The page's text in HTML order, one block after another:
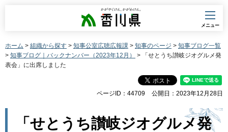
香川県
メニュー
ホーム > 組織から探す > 知事公室広聴広報課 > 知事のページ > 知事ブログ一覧
> 知事ブログ｜バックナンバー（2023年12月）
> 「せとうち讃岐ジオグルメ発
表会」に出席しました
ページID：44709 公開日：2023年12月28日
「せとうち讃岐ジオグルメ発